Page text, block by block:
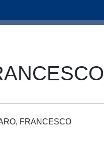
FRANCESCO